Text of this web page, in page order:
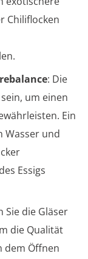
Chiliflocken
: Die
um einen
Ein
Wasser und
Essigs
Sie die Gläser
die Qualität
dem Öffnen